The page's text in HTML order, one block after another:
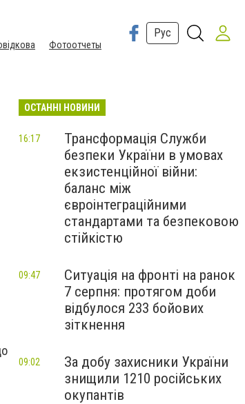
Фотоотчеты
Рус
ОСТАННІ НОВИНИ
Трансформація Служби
безпеки України в умовах
екзистенційної війни:
баланс між
євроінтеграційними
стандартами та безпековою
стійкістю
16:17
Ситуація на фронті на ранок
7 серпня: протягом доби
відбулося 233 бойових
зіткнення
09:47
За добу захисники України
знищили 1210 російських
окупантів
09:02